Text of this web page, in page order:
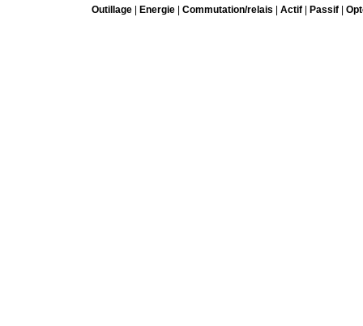
Outillage| Energie| Commutation/relais Actif| Passif|